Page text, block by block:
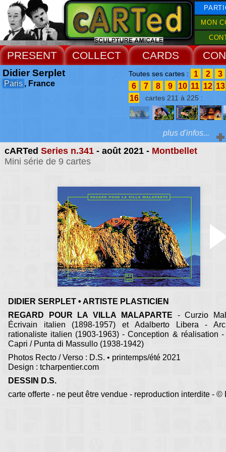
MON
PRESENT COLLECT CARDS
cARTed Series n.341- août 2021 - Montbellet
Mini série de 9 cartes
DIDIER SERPLET • ARTISTE PLASTICIEN
REGARD POUR LA VILLA MALAPARTE - Curzio
Écrivain italien (1898-1957) et Adalberto Libera -
rationaliste italien (1903-1963) - Conception & réalisation
Capri / Punta di Massullo (1938-1942)
Photos Recto / Verso : D.S. • printemps/été 2021
Design : tcharpentier.com
DESSIN D.S.
carte offerte - ne peut être vendue - reproduction interdite - ©
Didier Serplet
Paris , France
Toutes ses cartes : 1 2
3
6
7 8 9 10 11 12 13
16 cartes 211 à 225 :
Extras :
plus d'infos...